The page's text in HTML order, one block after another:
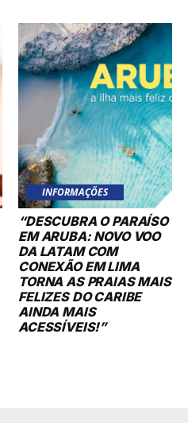
INFORMAÇÕES
“DESCUBRA O PARAÍSO
EM ARUBA: NOVO VOO
DA LATAM COM
CONEXÃO EM LIMA
TORNA AS PRAIAS MAIS
FELIZES DO CARIBE
AINDA MAIS
ACESSÍVEIS!”